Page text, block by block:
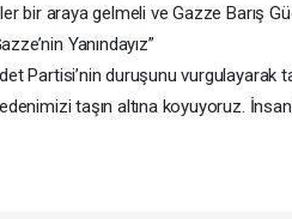
bir araya gelmeli ve Gazze Barış
Yanındayız”
Partisi’nin duruşunu vurgulayarak
taşın altına koyuyoruz.